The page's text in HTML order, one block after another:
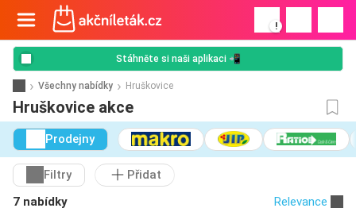
!
Stáhněte si naši aplikaci 📲
Všechny nabídky Hruškovice
Hruškovice akce
Prodejny
Filtry
Přidat
7 nabídky
Relevance